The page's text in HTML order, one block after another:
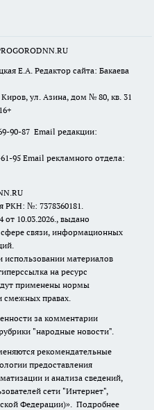
Е.А. Редактор сайта: Бакаева
Киров, ул. Азина, дом № 80, кв. 31
90-87 Email редакции:
95 Email рекламного отдела:
№: 7378360181.
10.03.2026., выдано
связи, информационных
использовании материалов
на ресурс
применены нормы
смежных правах.
за комментарии
"народные новости".
рекомендательные
предоставления
и анализа сведений,
сети "Интернет",
Федерации)». Подробнее